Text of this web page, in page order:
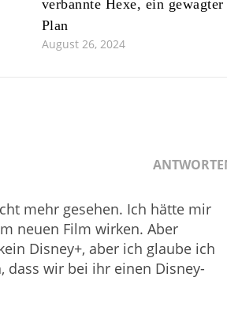
verbannte Hexe, ein gewagter
Plan
August 26, 2024
mehr gesehen. Ich hätte mir
neuen Film wirken. Aber
Disney+, aber ich glaube ich
dass wir bei ihr einen Disney-